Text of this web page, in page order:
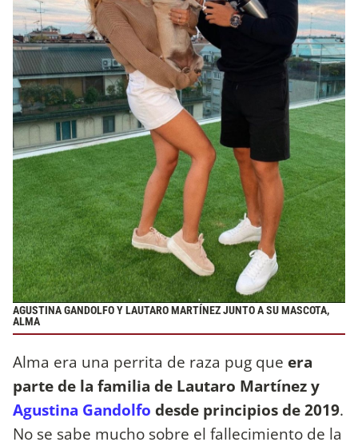
AGUSTINA GANDOLFO Y LAUTARO MARTÍNEZ JUNTO A SU MASCOTA,
ALMA
Alma era una perrita de raza pug que era
parte de la familia de Lautaro Martínez y
Agustina Gandolfo desde principios de 2019.
No se sabe mucho sobre el fallecimiento de la